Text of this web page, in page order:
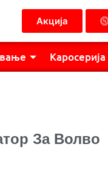
Акција
Каросерија
За Волво